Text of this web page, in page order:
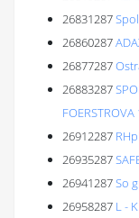
26831287
26860287
26877287
26883287
FOERSTROVA
26912287
26935287
26941287So
26958287 L -